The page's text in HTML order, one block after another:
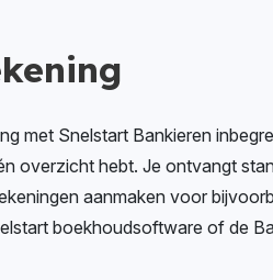
met Snelstart Bankieren
overzicht hebt. Je ontvangt
aanmaken voor
boekhoudsoftware of de